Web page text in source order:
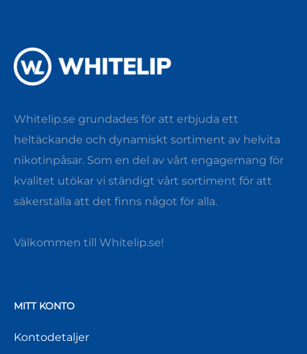
Whitelip.se grundades för att erbjuda ett
heltäckande och dynamiskt sortiment av helvita
nikotinpåsar. Som en del av vårt engagemang för
kvalitet utökar vi ständigt vårt sortiment för att
säkerställa att det finns något för alla.
Välkommen till Whitelip.se!
MITT KONTO
Kontodetaljer